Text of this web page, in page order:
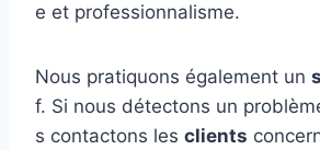
e et professionnalisme.
Nous pratiquons également un
f. Si nous détectons un
s contactons les clients